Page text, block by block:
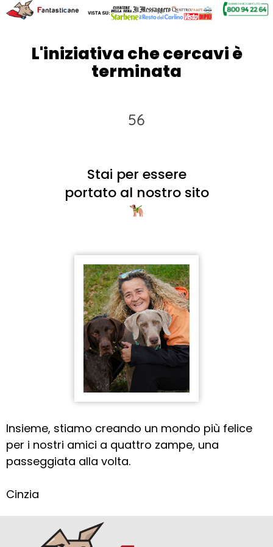
L'iniziativa che cercavi è
terminata
56
Stai per essere
portato al nostro sito
Insieme, stiamo creando un mondo più felice
per i nostri amici a quattro zampe, una
passeggiata alla volta.
Cinzia